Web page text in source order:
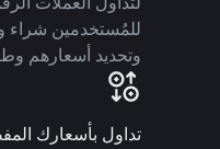
للمُستخدمين شراء
وتحديد أسعارهم
تداول بأسعارك